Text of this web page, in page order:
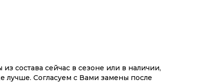
состава сейчас в сезоне или в наличии,
лучше. Согласуем с Вами замены после